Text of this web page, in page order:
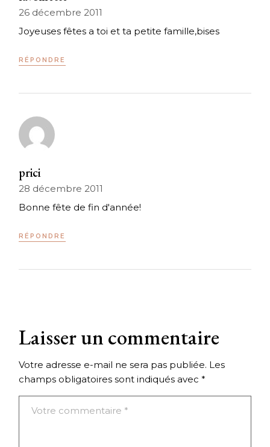
26 décembre 2011
Joyeuses fêtes a toi et ta petite famille,bises
RÉPONDRE
prici
28 décembre 2011
Bonne fête de fin d'année!
RÉPONDRE
Laisser un commentaire
Votre adresse e-mail ne sera pas publiée. Les
champs obligatoires sont indiqués avec*